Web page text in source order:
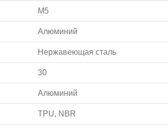
M5
Алюминий
Нержавеющая сталь
30
Алюминий
TPU, NBR